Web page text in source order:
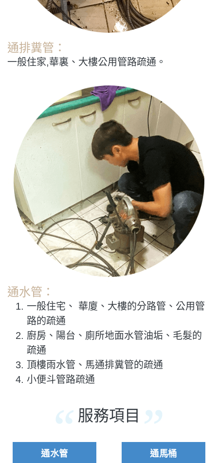
通排糞管：
一般住家,華裏、大樓公用管路疏通。
通水管：
一般住宅、 華廈、大樓的分路管、公用管
路的疏通
廚房、陽台、廁所地面水管油垢、毛髮的
疏通
頂樓雨水管、馬通排糞管的疏通
小便斗管路疏通
服務項目
通水管 通馬桶